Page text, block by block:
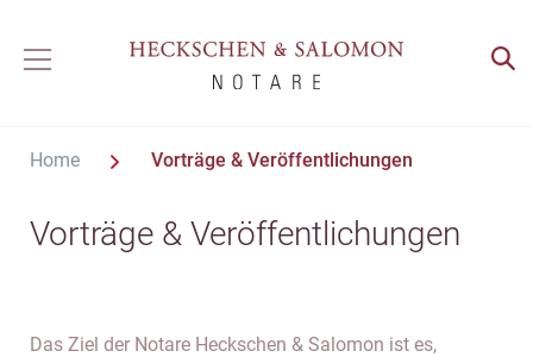
Home Vorträge & Veröffentlichungen
Vorträge & Veröffentlichungen
Das Ziel der Notare Heckschen & Salomon ist es,